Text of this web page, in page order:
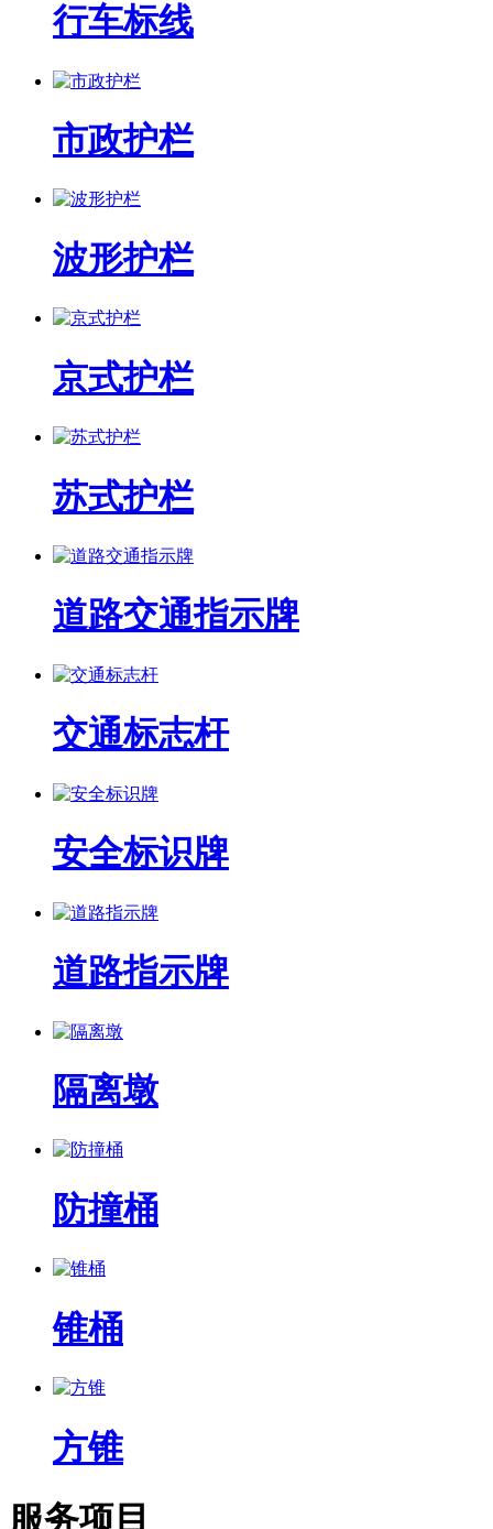
行车标线
市政护栏
波形护栏
京式护栏
苏式护栏
道路交通指示牌
交通标志杆
安全标识牌
道路指示牌
隔离墩
防撞桶
锥桶
方锥
服务项目